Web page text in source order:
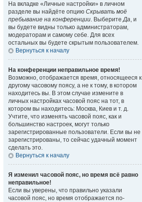
На вкладке «Личные настройки» в личном
разделе вы найдёте опцию Скрывать моё
пребывание на конференции. ВыберитеДа, и
вы будете видны только администраторам,
модераторам и самому себе. Для всех
остальных вы будете скрытым пользователем.
Вернуться к началу
На конференции неправильное время!
Возможно, отображается время, относящееся к
другому часовому поясу, а не к тому, в котором
находитесь вы. В этом случае измените в
личных настройках часовой пояс на тот, в
котором вы находитесь: Москва, Киев и т. д.
Учтите, что изменять часовой пояс, как и
большинство настроек, могут только
зарегистрированные пользователи. Если вы не
зарегистрированы, то сейчас удачный момент
сделать это.
Вернуться к началу
Я изменил часовой пояс, но время всё равно
неправильное!
Если вы уверены, что правильно указали
часовой пояс, но время отображается по-